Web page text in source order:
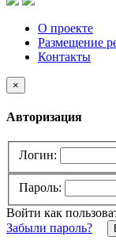
О проекте
Размещение
Контакты
×
Авторизация
Логин:
Пароль:
Войти как
Забыли пароль?